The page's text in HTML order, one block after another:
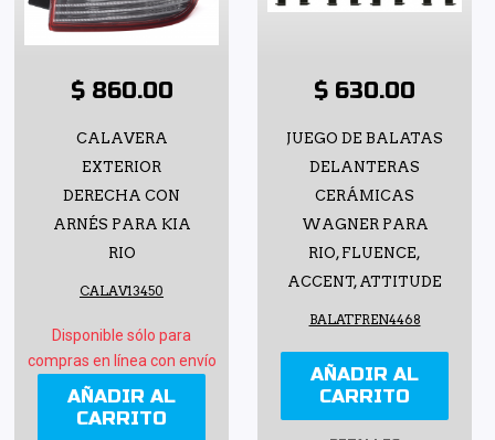
$ 860.00
CALAVERA
EXTERIOR
DERECHA CON
ARNÉS PARA KIA
RIO
CALAV13450
Disponible sólo para
compras en línea con envío
AÑADIR AL
CARRITO
$ 630.00
JUEGO DE BALATAS
DELANTERAS
CERÁMICAS
WAGNER PARA
RIO, FLUENCE,
ACCENT, ATTITUDE
BALATFREN4468
AÑADIR AL
CARRITO